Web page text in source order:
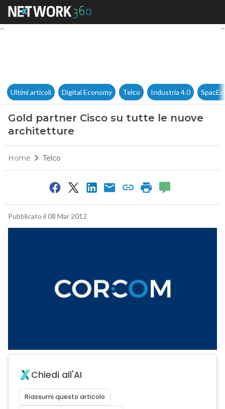
Gold partner Cisco su tutte
Ultimi articoli Digital Economy Telco Industria 4.0
Gold partner Cisco su tutte le nuove
architetture
Home Telco
Pubblicato il 08 Mar 2012
Chiedi all'AI
Riassumi questo articolo